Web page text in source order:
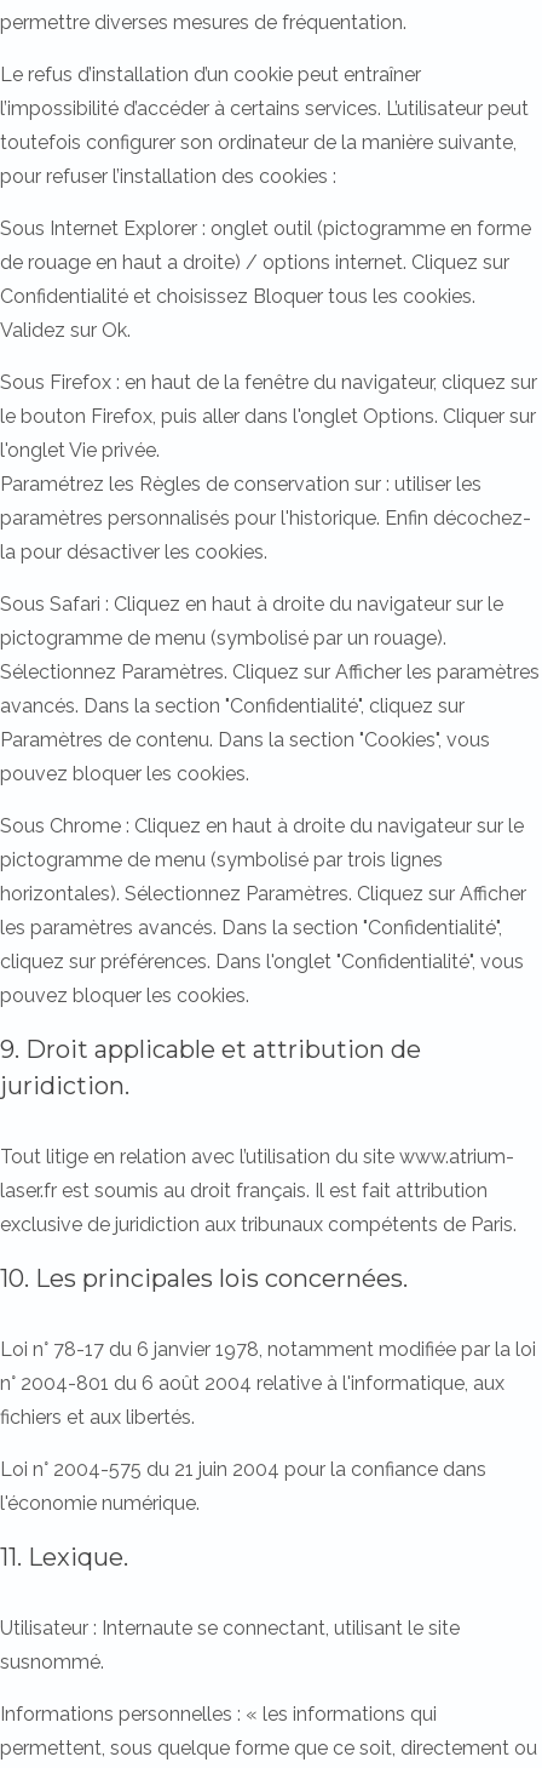
permettre diverses mesures de fréquentation.
Le refus d’installation d’un cookie peut entraîner
l’impossibilité d’accéder à certains services. L’utilisateur peut
toutefois configurer son ordinateur de la manière suivante,
pour refuser l’installation des cookies :
Sous Internet Explorer : onglet outil (pictogramme en forme
de rouage en haut a droite) / options internet. Cliquez sur
Confidentialité et choisissez Bloquer tous les cookies.
Validez sur Ok.
Sous Firefox : en haut de la fenêtre du navigateur, cliquez sur
le bouton Firefox, puis aller dans l'onglet Options. Cliquer sur
l'onglet Vie privée.
Paramétrez les Règles de conservation sur : utiliser les
paramètres personnalisés pour l'historique. Enfin décochez-
la pour désactiver les cookies.
Sous Safari : Cliquez en haut à droite du navigateur sur le
pictogramme de menu (symbolisé par un rouage).
Sélectionnez Paramètres. Cliquez sur Afficher les paramètres
avancés. Dans la section "Confidentialité", cliquez sur
Paramètres de contenu. Dans la section "Cookies", vous
pouvez bloquer les cookies.
Sous Chrome : Cliquez en haut à droite du navigateur sur le
pictogramme de menu (symbolisé par trois lignes
horizontales). Sélectionnez Paramètres. Cliquez sur Afficher
les paramètres avancés. Dans la section "Confidentialité",
cliquez sur préférences. Dans l'onglet "Confidentialité", vous
pouvez bloquer les cookies.
9. Droit applicable et attribution de
juridiction.
Tout litige en relation avec l’utilisation du site www.atrium-
laser.fr est soumis au droit français. Il est fait attribution
exclusive de juridiction aux tribunaux compétents de Paris.
10. Les principales lois concernées.
Loi n° 78-17 du 6 janvier 1978, notamment modifiée par la loi
n° 2004-801 du 6 août 2004 relative à l'informatique, aux
fichiers et aux libertés.
Loi n° 2004-575 du 21 juin 2004 pour la confiance dans
l'économie numérique.
11. Lexique.
Utilisateur : Internaute se connectant, utilisant le site
susnommé.
Informations personnelles : « les informations qui
permettent, sous quelque forme que ce soit, directement ou